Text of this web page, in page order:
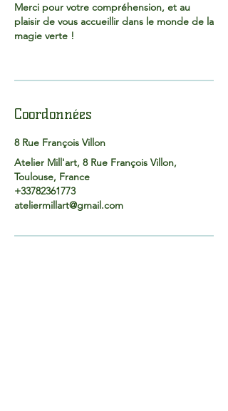
Merci pour votre compréhension, et au
plaisir de vous accueillir dans le monde de la
magie verte !
Coordonnées
8 Rue François Villon
Atelier Mill'art, 8 Rue François Villon,
Toulouse, France
+33782361773
ateliermillart@gmail.com